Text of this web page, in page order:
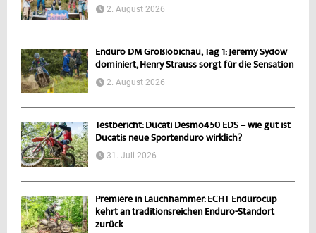
2. August 2026
Enduro DM Großlöbichau, Tag 1: Jeremy Sydow
dominiert, Henry Strauss sorgt für die Sensation
2. August 2026
Testbericht: Ducati Desmo450 EDS – wie gut ist
Ducatis neue Sportenduro wirklich?
31. Juli 2026
Premiere in Lauchhammer: ECHT Endurocup
kehrt an traditionsreichen Enduro-Standort
zurück